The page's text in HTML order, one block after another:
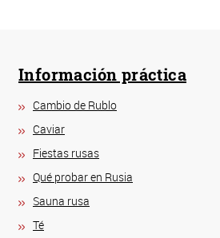
Información práctica
Cambio de Rublo
Caviar
Fiestas rusas
Qué probar en Rusia
Sauna rusa
Té